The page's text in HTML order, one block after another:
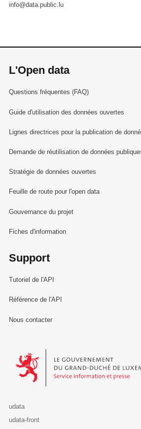
info@data.public.lu
L'Open data
Questions fréquentes (FAQ)
Guide d'utilisation des données ouvertes
Lignes directrices pour la publication de
Demande de réutilisation de données
Stratégie de données ouvertes
Feuille de route pour l'open data
Gouvernance du projet
Fiches d'information
Support
Tutoriel de l'API
Référence de l'API
Nous contacter
Le Gouvernement du Grand-Duché de
udata
udata-front